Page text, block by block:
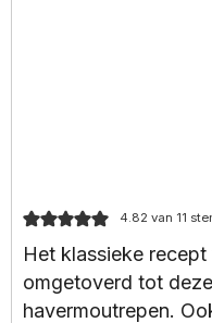
4.82 van 11
Het klassieke
omgetoverd tot
havermoutrepen.